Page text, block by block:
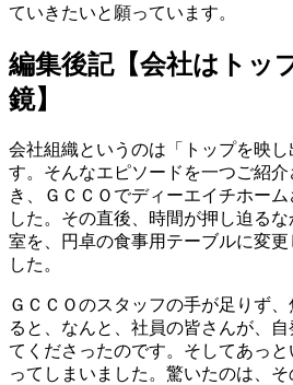
ていきたいと願っています。
編集後記【会社はトッ
鏡】
会社組織というのは「トップを映
す。そんなエピソードを一つご紹
き、ＧＣＣＯでディーエイチホー
した。その直後、時間が押し迫る
室を、円卓の食事用テーブルに変
した。
ＧＣＣＯのスタッフの手が足りず
ると、なんと、社員の皆さんが、
てくださったのです。そしてあっ
ってしまいました。驚いたのは、